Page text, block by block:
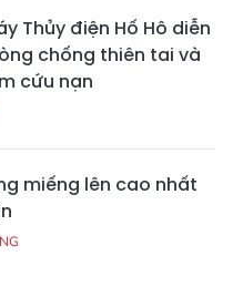
Thủy điện Hố Hô diễn
chống thiên tai và
cứu nạn
miếng lên cao nhất